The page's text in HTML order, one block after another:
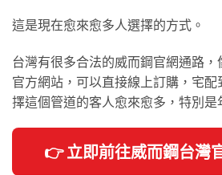
這是現在愈來愈多人選擇的方式。
台灣有很多合法的威而鋼官網通路
官方網站，可以直接線上訂購，宅
擇這個管道的客人愈來愈多，特別是
👉 立即前往威而鋼台灣